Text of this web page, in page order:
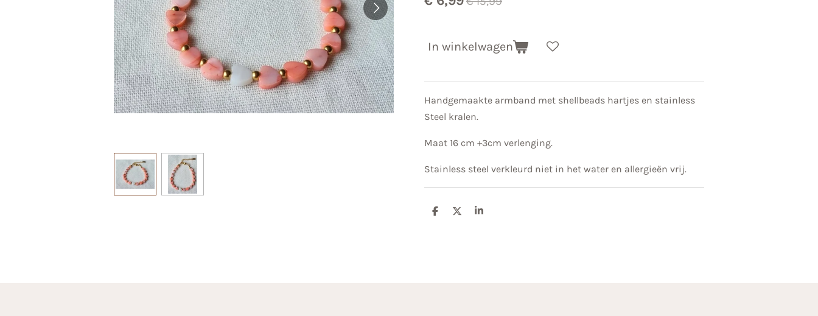
In winkelwagen
Handgemaakte armband met shellbeads hartjes en stainless
Steel kralen.
Maat 16 cm +3cm verlenging.
Stainless steel verkleurd niet in het water en allergieën vrij.
D
D
S